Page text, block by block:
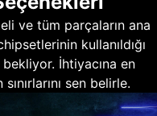
ve tüm parçaların ana
kullanıldığı
İhtiyacına en
sen belirle.